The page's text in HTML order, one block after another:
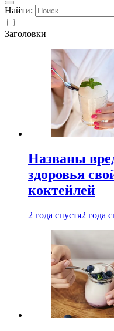
Найти:
Заголовки
Названы
здоровья
коктейлей
2 года спустя2 года